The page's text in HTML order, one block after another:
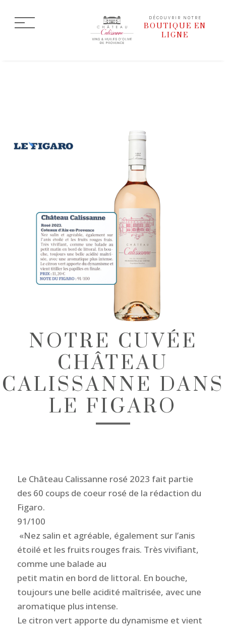
DÉCOUVRIR NOTRE
BOUTIQUE EN
LIGNE
NOTRE CUVÉE
CHÂTEAU
CALISSANNE DANS
LE FIGARO
Le Château Calissanne rosé 2023 fait partie
des 60 coups de coeur rosé de la rédaction du
Figaro.
91/100
«Nez salin et agréable, également sur l’anis
étoilé et les fruits rouges frais. Très vivifiant,
comme une balade au
petit matin en bord de littoral. En bouche,
toujours une belle acidité maîtrisée, avec une
aromatique plus intense.
Le citron vert apporte du dynamisme et vient